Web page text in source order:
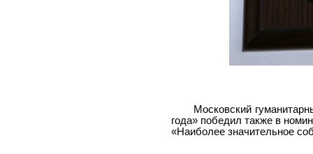
Московский
года» победил также в
«Наиболее значительное